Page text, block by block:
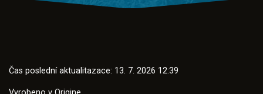
Čas poslední aktualitazace: 13. 7. 2026 12:39